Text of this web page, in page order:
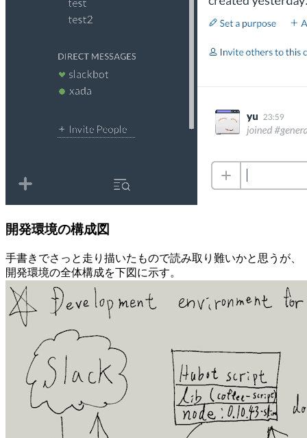
開発環境の構成図
手書きでさっと走り描いたもので読み取り難いかと思うが、
開発環境の全体構成を下図に示す。